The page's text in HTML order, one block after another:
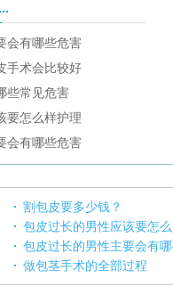
会有哪些危害
手术会比较好
些常见危害
要怎么样护理
会有哪些危害
割包皮要多少钱？
包皮过长的男性应该要怎
包皮过长的男性主要会有
做包茎手术的全部过程